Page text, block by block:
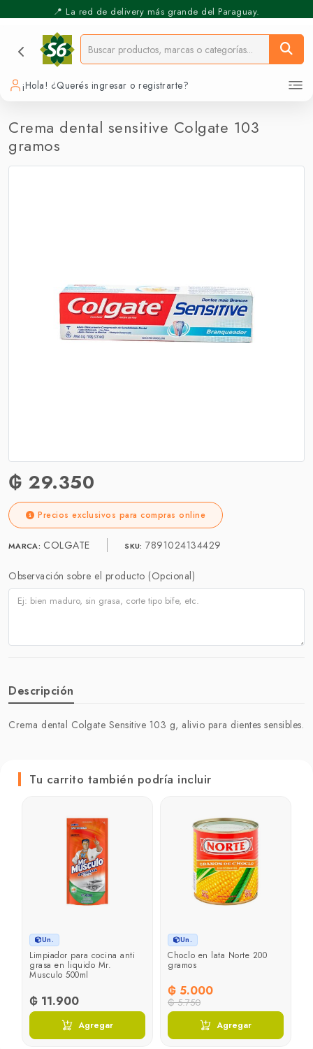
📍 La red de delivery más grande del Paraguay.
⚡️ Pickup Express - Retirás en 30 min.
¡Hola! ¿Querés ingresar o registrarte?
Crema dental sensitive Colgate 103
gramos
₲ 29.350
Precios exclusivos para compras online
MARCA: COLGATE SKU: 7891024134429
Observación sobre el producto (Opcional)
Descripción
Crema dental Colgate Sensitive 103 g, alivio para dientes sensibles.
Tu carrito también podría incluir
Un.
Limpiador para cocina anti
grasa en liquido Mr.
Musculo 500ml
₲ 11.900
Agregar
Un.
Choclo en lata Norte 200
gramos
₲ 5.000
₲ 5.750
Agregar